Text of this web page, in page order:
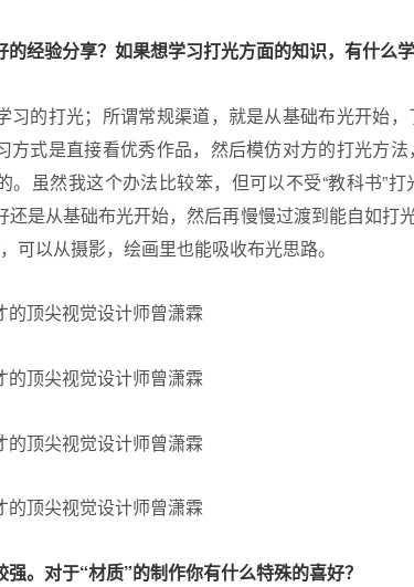
经验分享？如果想学习打光方面的知识，有什么
习的打光；所谓常规渠道，就是从基础布光开始
方式是直接看优秀作品，然后模仿对方的打光方
。虽然我这个办法比较笨，但可以不受“教科书”
还是从基础布光开始，然后再慢慢过渡到能自如打
可以从摄影，绘画里也能吸收布光思路。
。对于“材质”的制作你有什么特殊的喜好？